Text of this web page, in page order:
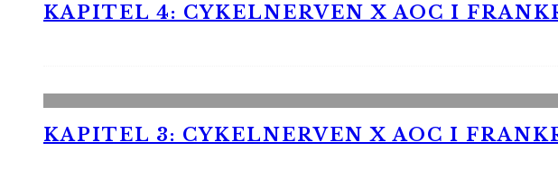
KAPITEL 4: CYKELNERVEN X AOC I
KAPITEL 3: CYKELNERVEN X AOC I